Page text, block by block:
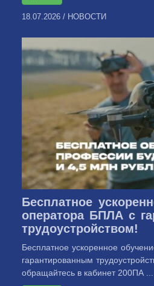
18.07.2026 / НОВОСТИ
Бесплатное
оператора БПЛА с
трудоустройством!
Бесплатное ускоренное
гарантированным
обращайтесь в кабинет 200ПА ...